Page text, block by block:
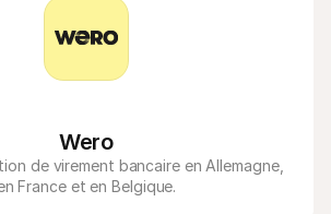
Wero
de virement bancaire en Allemagne,
France et en Belgique.